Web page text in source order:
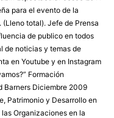
para el evento de la
total). Jefe de Prensa
de publico en todos
de noticias y temas de
en Youtube y en Instagram
Formación
Barners Diciembre 2009
Patrimonio y Desarrollo en
Organizaciones en la